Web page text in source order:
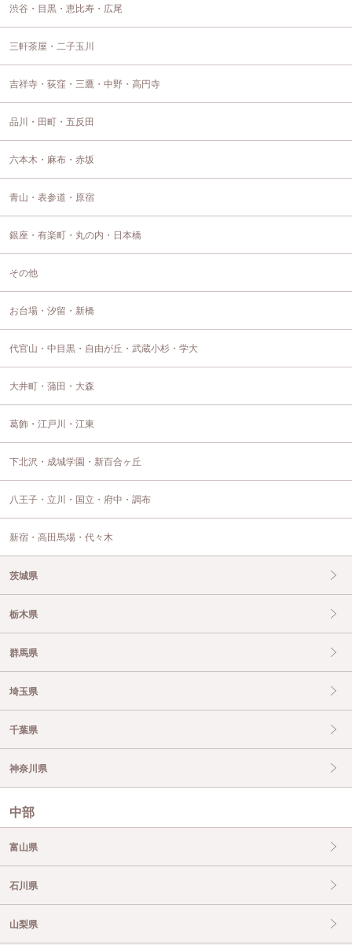
渋谷・目黒・恵比寿・広尾
三軒茶屋・二子玉川
吉祥寺・荻窪・三鷹・中野・高円寺
品川・田町・五反田
六本木・麻布・赤坂
青山・表参道・原宿
銀座・有楽町・丸の内・日本橋
その他
お台場・汐留・新橋
代官山・中目黒・自由が丘・武蔵小杉・学大
大井町・蒲田・大森
葛飾・江戸川・江東
下北沢・成城学園・新百合ヶ丘
八王子・立川・国立・府中・調布
新宿・高田馬場・代々木
茨城県
栃木県
群馬県
埼玉県
千葉県
神奈川県
中部
富山県
石川県
山梨県